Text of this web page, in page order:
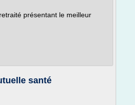
présentant le meilleur
santé